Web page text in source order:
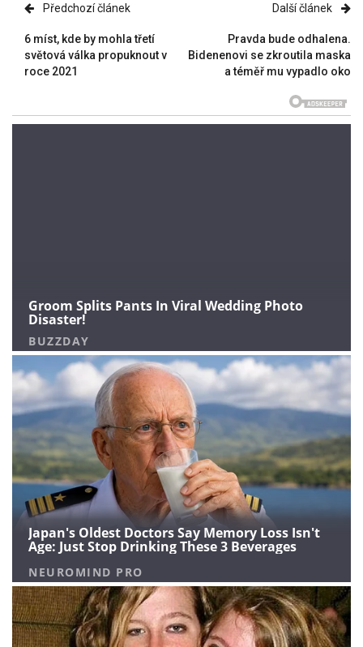
Předchozí článek
6 míst, kde by mohla třetí
světová válka propuknout v
roce 2021
Další článek
Pravda bude odhalena.
Bidenenovi se zkroutila maska
a téměř mu vypadlo oko